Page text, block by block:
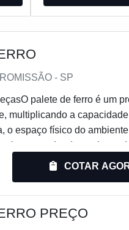
- SP
palete de ferro é um
multiplicando a
o espaço físico do
atendendo qualquer
físico. Um pallet feito
COTAR
PREÇO